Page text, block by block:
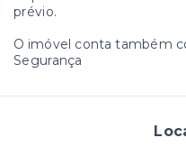
prévio.
O imóvel conta também
Segurança